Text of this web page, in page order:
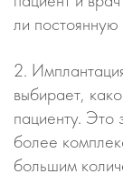
ли постоянную
2.
выбирает,
пациенту. Это
более
большим